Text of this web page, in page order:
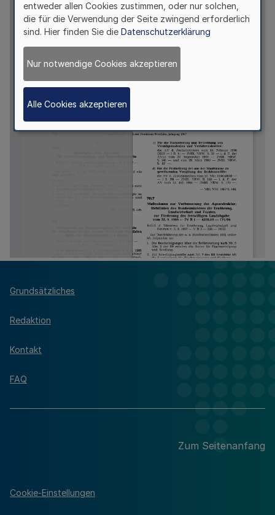
Grundsätzliches
Redaktion
Kontakt
FAQ
Zum Seitenanfang
Cookie-Einstellungen
entweder allen Cookies zustimmen, oder nur solchen,
die für die Verwendung der Seite zwingend erforderlich
sind. Hier finden Sie die Datenschutzerklärung
Nur notwendige Cookies akzeptieren
Alle Cookies akzeptieren